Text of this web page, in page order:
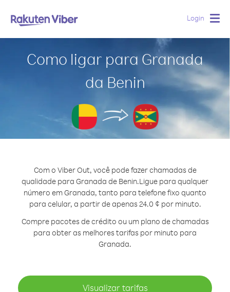
Login
Como ligar para Granada
da Benin
Com o Viber Out, você pode fazer chamadas de
qualidade para Granada de Benin.Ligue para qualquer
número em Granada, tanto para telefone fixo quanto
para celular, a partir de apenas 24.0 ¢ por minuto.
Compre pacotes de crédito ou um plano de chamadas
para obter as melhores tarifas por minuto para
Granada.
Visualizar tarifas